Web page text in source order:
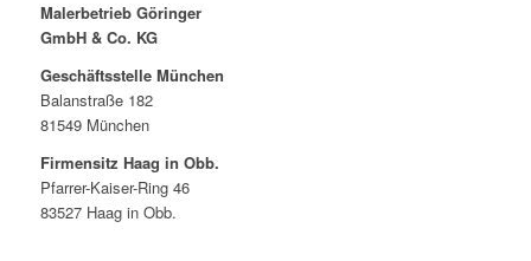
Malerbetrieb Göringer
GmbH & Co. KG
Geschäftsstelle München
Balanstraße 182
81549 München
Firmensitz Haag in Obb.
Pfarrer-Kaiser-Ring 46
83527 Haag in Obb.